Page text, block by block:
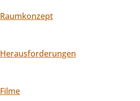
Raumkonzept
Herausforderungen
Filme